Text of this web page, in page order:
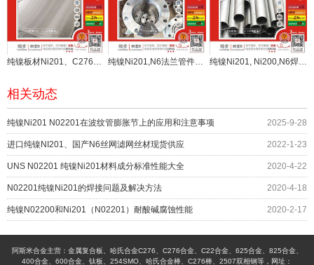
纯镍板材Ni201、C276材料0.5-1.5mm现货供应 纯镍Ni201,N6法兰管件配套苛性碱工业 纯镍Ni201, Ni200,N6焊管无缝管哪里可定制
相关动态
纯镍Ni201 N02201在波纹管膨胀节上的应用和注意事项 2025-9-28
进口纯镍NI201、国产N6丝网滤网丝材现货供应 2022-1-23
UNS N02201 纯镍Ni201材料成分标准性能大全 2020-4-22
N02201纯镍Ni201的焊接问题及解决方法 2020-4-18
纯镍N02200和Ni201（N02201）耐酸碱腐蚀性能 2020-2-17
阿斯米合金主营：金属复合板、哈氏合金C276、C276合金、C22合金、625合金、825合金、
400合金、600合金、钛板、254SMO、哈氏合金棒、C276棒、2507双相钢等，网址：